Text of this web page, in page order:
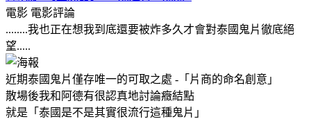
電影 電影評論
........我也正在想我到底還要被炸多久才會對泰國鬼片徹底絕
望.....
近期泰國鬼片僅存唯一的可取之處 -「片商的命名創意」
散場後我和阿德有很認真地討論癥結點
就是「泰國是不是其實很流行這種鬼片」